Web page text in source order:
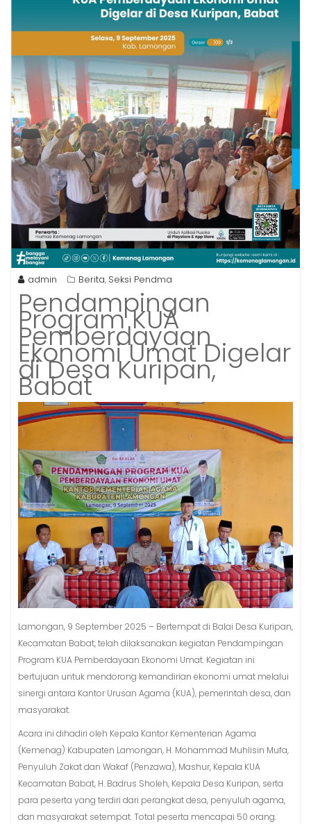
admin Berita, Seksi Pendma
Pendampingan
Program KUA
Pemberdayaan
Ekonomi Umat Digelar
di Desa Kuripan,
Babat
Lamongan, 9 September 2025 – Bertempat di Balai Desa Kuripan,
Kecamatan Babat, telah dilaksanakan kegiatan Pendampingan
Program KUA Pemberdayaan Ekonomi Umat. Kegiatan ini
bertujuan untuk mendorong kemandirian ekonomi umat melalui
sinergi antara Kantor Urusan Agama (KUA), pemerintah desa, dan
masyarakat.
Acara ini dihadiri oleh Kepala Kantor Kementerian Agama
(Kemenag) Kabupaten Lamongan, H. Mohammad Muhlisin Mufa,
Penyuluh Zakat dan Wakaf (Penzawa), Mashur, Kepala KUA
Kecamatan Babat, H. Badrus Sholeh, Kepala Desa Kuripan, serta
para peserta yang terdiri dari perangkat desa, penyuluh agama,
dan masyarakat setempat. Total peserta mencapai 50 orang.